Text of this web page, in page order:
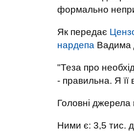
формально
Як передає
нардепа Вадима
"Теза про
- правильна. Я її
Головні джерела
Ними є: 3,5 тис.